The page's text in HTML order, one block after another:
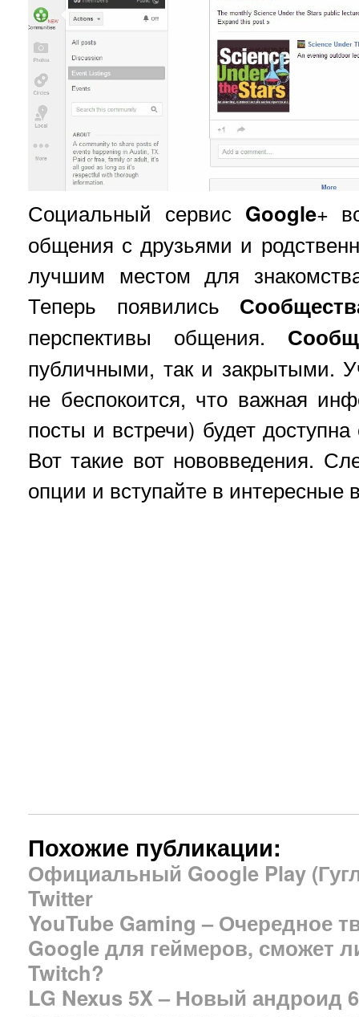
Социальный сервис Google+
общения с друзьями и
лучшим местом для
Теперь появились
перспективы общения.
публичными, так и закрытыми.
не беспокоится, что важная
посты и встречи) будет
Вот такие вот нововведения.
опции и вступайте в интересные
Похожие публикации:
Официальный Google Play
Twitter
YouTube Gaming – Очередное
Google для геймеров, сможет
Twitch?
LG Nexus 5X – Новый андроид